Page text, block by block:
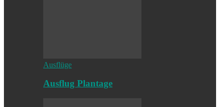
Ausflüge
Ausflug Plantage